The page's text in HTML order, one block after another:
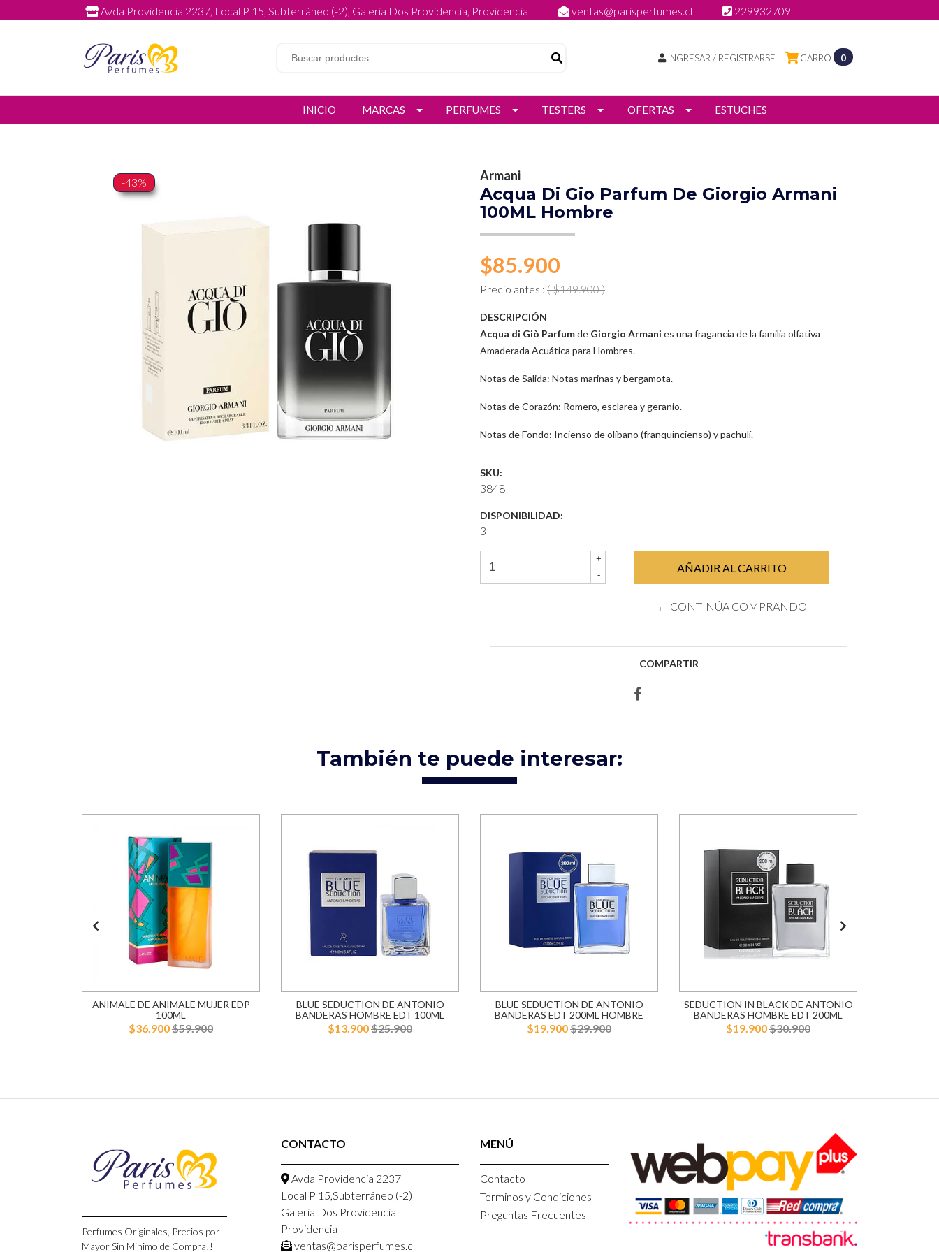
Avda Providencia 2237, Local P 15, Subterráneo (-2), Galeria Dos Providencia, Providencia ventas@parisperfumes.cl 229932709
CARRO 0
INGRESAR / REGISTRARSE
INICIO MARCAS PERFUMES TESTERS OFERTAS ESTUCHES
-43% Armani
Acqua Di Gio Parfum De Giorgio Armani
100ML Hombre
$85.900
Precio antes : ( $149.900 )
DESCRIPCIÓN
Acqua di Giò Parfumde Giorgio Armani es una fragancia de la familia olfativa
Amaderada Acuática para Hombres.
Notas de Salida: Notas marinas y bergamota.
Notas de Corazón: Romero, esclarea y geranio.
Notas de Fondo: Incienso de olíbano (franquincienso) y pachulí.
SKU:
3848
DISPONIBILIDAD:
3
+
-
← CONTINÚA COMPRANDO
COMPARTIR
También te puede interesar:
ANIMALE DE ANIMALE MUJER EDP
100ML
$36.900$59.900
BLUE SEDUCTION DE ANTONIO
BANDERAS HOMBRE EDT 100ML
$13.900$25.900
BLUE SEDUCTION DE ANTONIO
BANDERAS EDT 200ML HOMBRE
$19.900$29.900
SEDUCTION IN BLACK DE ANTONIO
BANDERAS HOMBRE EDT 200ML
$19.900$30.900
Perfumes Originales, Precios por
Mayor Sin Minimo de Compra!!
CONTACTO
Avda Providencia 2237
Local P 15,Subterráneo (-2)
Galeria Dos Providencia
Providencia
ventas@parisperfumes.cl
MENÚ
Contacto
Terminos y Condiciones
Preguntas Frecuentes